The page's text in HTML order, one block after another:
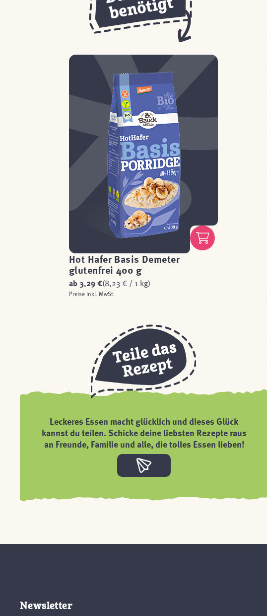
Hot Hafer Basis Demeter
glutenfrei 400 g
ab3,29 €(8,23 € / 1 kg)
Preise inkl. MwSt.
Leckeres Essen macht glücklich und dieses Glück
kannst du teilen. Schicke deine liebsten Rezepte raus
an Freunde, Familie und alle, die tolles Essen lieben!
Newsletter